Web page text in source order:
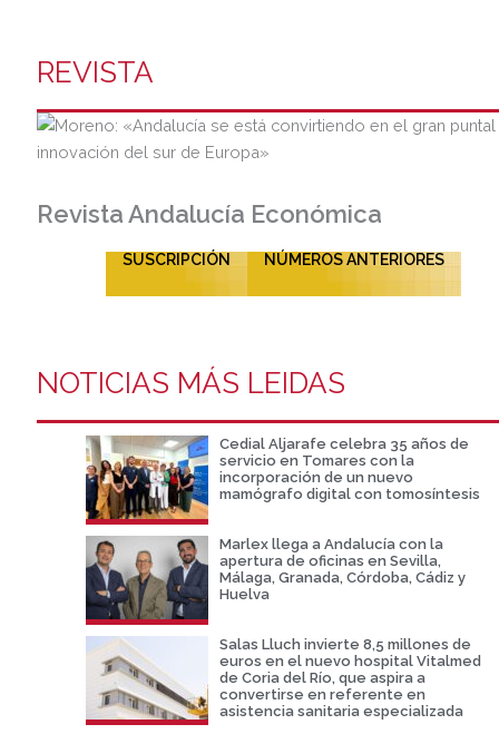
REVISTA
Revista Andalucía Económica
SUSCRIPCIÓN NÚMEROS ANTERIORES
NOTICIAS MÁS LEIDAS
Cedial Aljarafe celebra 35 años de
servicio en Tomares con la
incorporación de un nuevo
mamógrafo digital con tomosíntesis
Marlex llega a Andalucía con la
apertura de oficinas en Sevilla,
Málaga, Granada, Córdoba, Cádiz y
Huelva
Salas Lluch invierte 8,5 millones de
euros en el nuevo hospital Vitalmed
de Coria del Río, que aspira a
convertirse en referente en
asistencia sanitaria especializada